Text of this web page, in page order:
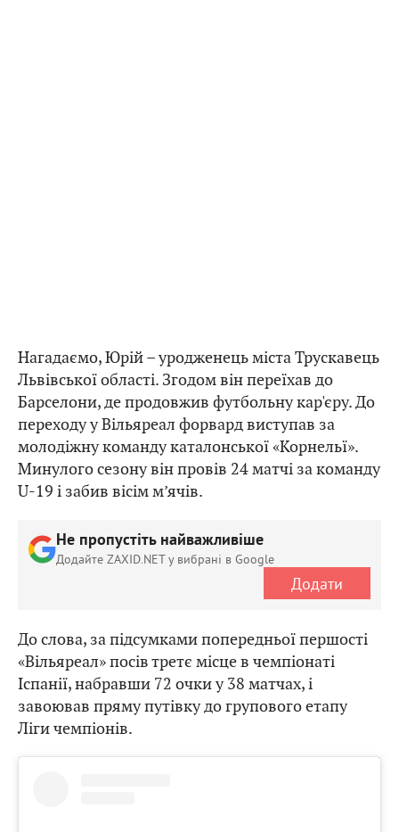
Нагадаємо, Юрій – уродженець міста Трускавець
Львівської області. Згодом він переїхав до
Барселони, де продовжив футбольну кар'єру. До
переходу у Вільяреал форвард виступав за
молодіжну команду каталонської «Корнельї».
Минулого сезону він провів 24 матчі за команду
U-19 і забив вісім м’ячів.
Не пропустіть найважливіше
Додайте ZAXID.NET у вибрані в Google
Додати
До слова, за підсумками попередньої першості
«Вільяреал» посів третє місце в чемпіонаті
Іспанії, набравши 72 очки у 38 матчах, і
завоював пряму путівку до групового етапу
Ліги чемпіонів.